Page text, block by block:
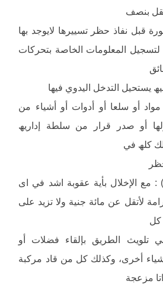
بنصف
قبل نفاذ حظر تسییرھا لایوجد بھا
لتسجیل المعلومات الخاصة بتحركات
یستحیل التدخل الیدوي فیھا
مواد أو سلعا أو أدوات أو أشیاء من
أو صدر قرار من سلطة إداریھ
كلھ في
٦- مادة ٧٢ مكرر ( ٢) : مع الإخلال بأیة عقوبة اشد في اى
لأتقل عن مائة جنیة ولا تزید على
كل
تلویث الطریق بإلقاء فضلات أو
أخرى، وكذلك كل من قاد مركبة
مزعجة